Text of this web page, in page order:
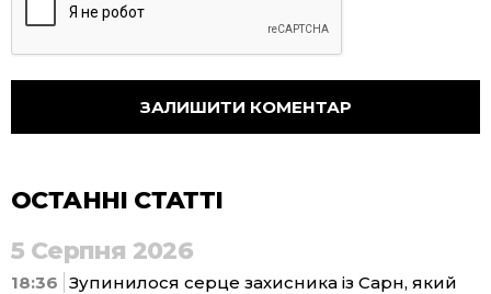
ОСТАННІ СТАТТІ
5 Серпня 2026
18:36 Зупинилося серце захисника із Сарн, який